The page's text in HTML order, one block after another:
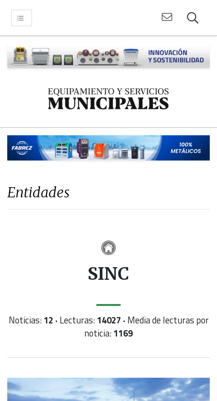
Entidades
SINC
Noticias:12 · Lecturas:14027 · Media de lecturas por
noticia:1169